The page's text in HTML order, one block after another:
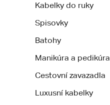
Kabelky do ruky
Spisovky
Batohy
Manikúra a pedikúra
Cestovní zavazadla
Luxusní kabelky